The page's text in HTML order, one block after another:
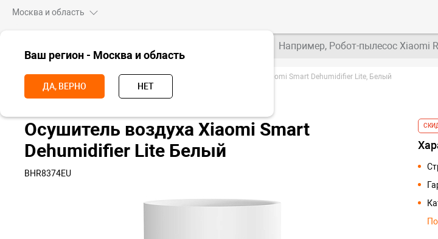
Москва и область
Ваш регион - Москва и область
ДА, ВЕРНО НЕТ
Например, Робот-пылесос Xiaomi
Главная Для дома Очистители воздуха Осушитель воздуха Xiaomi Smart Dehumidifier Lite, Белый
Осушитель воздуха Xiaomi Smart
Dehumidifier Lite Белый
BHR8374EU